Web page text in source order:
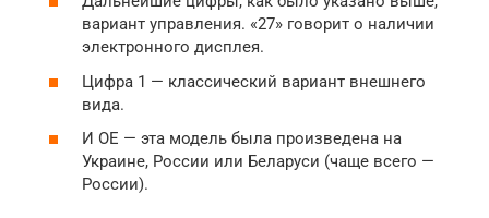
вариант управления. «27» говорит о наличии
электронного дисплея.
Цифра 1 — классический вариант внешнего
вида.
И OE — эта модель была произведена на
Украине, России или Беларуси (чаще всего —
России).